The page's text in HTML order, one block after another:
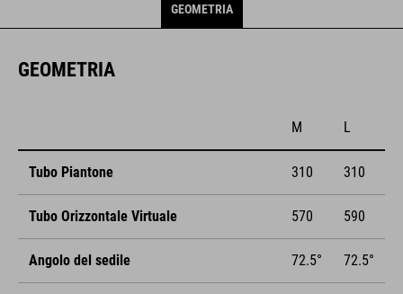
GEOMETRIA
GEOMETRIA
M L
Tubo Piantone 310 310
Tubo Orizzontale Virtuale 570 590
Angolo del sedile 72.5° 72.5°